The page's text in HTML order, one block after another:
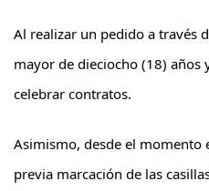
Al realizar un pedido a través
mayor de dieciocho (18) años
celebrar contratos.
Asimismo, desde el momento
previa marcación de las